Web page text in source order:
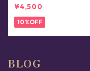
¥4,500
10%OFF
BLOG